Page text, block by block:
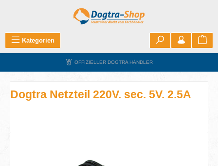
Zum Hauptinhalt springen
Kategorien
OFFIZIELLER DOGTRA HÄNDLER
Dogtra Netzteil 220V. sec. 5V. 2.5A